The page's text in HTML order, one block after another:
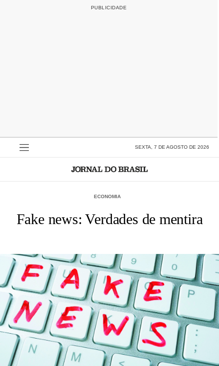
SEXTA, 7 DE AGOSTO DE 2026
ECONOMIA
Fake news: Verdades de mentira